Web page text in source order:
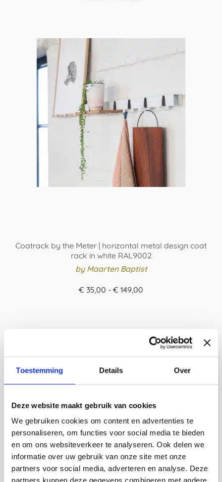
Toestemming Details Over
Deze website maakt gebruik van cookies
We gebruiken cookies om content en advertenties te
personaliseren, om functies voor social media te bieden
en om ons websiteverkeer te analyseren. Ook delen we
informatie over uw gebruik van onze site met onze
partners voor social media, adverteren en analyse. Deze
product
meerdere
kan
gekozen
worden
op
de
productpagina
Coatrack by the Meter | horizontal metal design coat
rack in white RAL9002
by Maarten Baptist
€ 35,00 - € 149,00
meerdere
variaties.
Deze
optie
gekozen
worden
op
de
productpagina